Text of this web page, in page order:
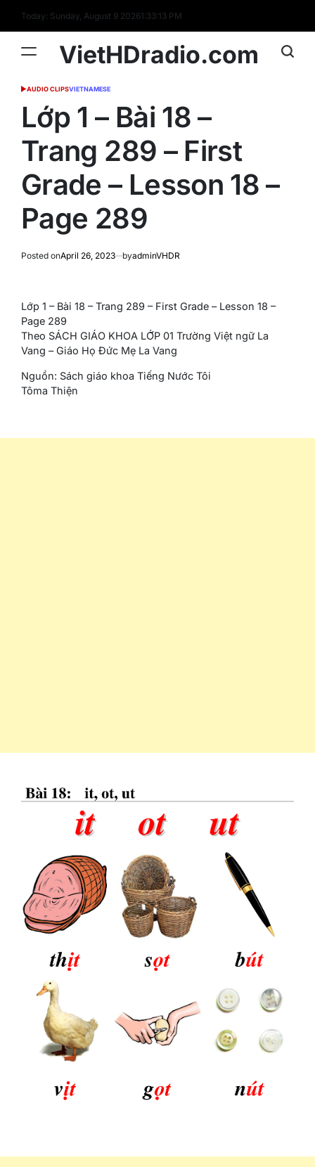
content
Today: Sunday, August 9 20261:33:14 PM
VietHDradio.com
POSTED
AUDIO CLIPSVIETNAMESE
Lớp 1 – Bài 18 –
Trang 289 – First
Grade – Lesson 18 –
Page 289
Posted onApril 26, 2023 byadminVHDR
Lớp 1 – Bài 18 – Trang 289 – First Grade – Lesson 18 –
Page 289
Theo SÁCH GIÁO KHOA LỚP 01 Trường Việt ngữ La
Vang – Giáo Họ Đức Mẹ La Vang
Nguồn: Sách giáo khoa Tiếng Nước Tôi
Tôma Thiện